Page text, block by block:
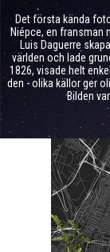
Det första kända
Niépce, en fransman
Luis Daguerre
världen och lade
1826, visade helt
den - olika källor ger
Bilden